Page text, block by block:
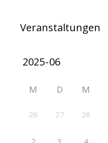
Veranstaltungen
M D M
26 27 28
2 3 4